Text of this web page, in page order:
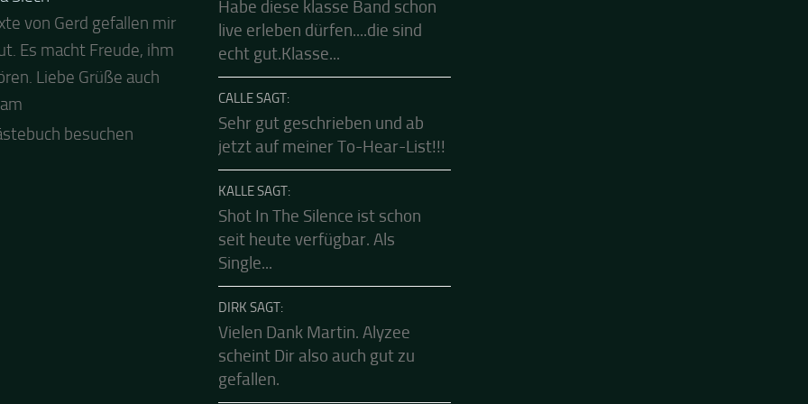
Siech
von Gerd gefallen mir
Es macht Freude, ihm
Liebe Grüße auch
und auch von uns
besten Dank für die
zur Party! Der
Live Stream ist eine
Habe diese klasse Band schon
live erleben dürfen....die sind
echt gut.Klasse...
CALLE SAGT:
Sehr gut geschrieben und ab
jetzt auf meiner To-Hear-List!!!
Shot In The Silence ist schon
seit heute verfügbar. Als
Single...
Vielen Dank Martin. Alyzee
scheint Dir also auch gut zu